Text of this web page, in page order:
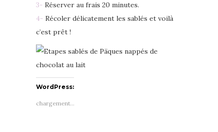
3- Réserver au frais 20 minutes.
4- Récoler délicatement les sablés et voilà
c’est prêt !
WordPress:
chargement…